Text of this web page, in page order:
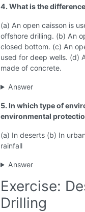
4. What is the
(a) An open caisson is
offshore drilling. (b) An
closed bottom. (c) An
used for deep wells. (d)
made of concrete.
Answer
5. In which type of
environmental
(a) In deserts (b) In
rainfall
Answer
Exercise:
Drilling